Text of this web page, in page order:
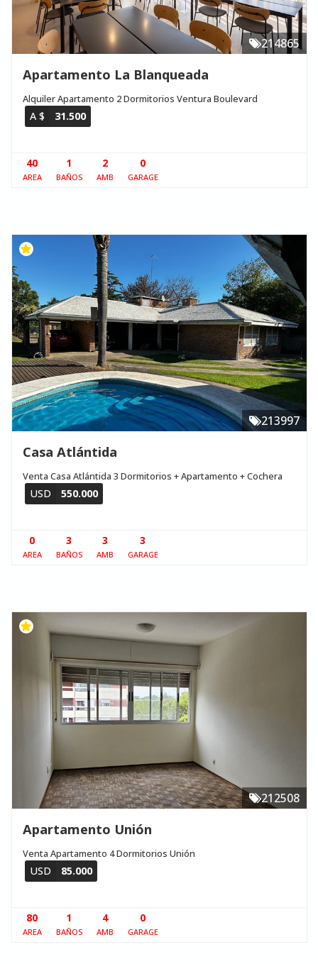
214865
Apartamento La Blanqueada
Alquiler Apartamento 2 Dormitorios Ventura Boulevard
A $ 31.500
40
AREA
1
BAÑOS
2
AMB
0
GARAGE
213997
Casa Atlántida
Venta Casa Atlántida 3 Dormitorios + Apartamento + Cochera
USD 550.000
0
AREA
3
BAÑOS
3
AMB
3
GARAGE
212508
Apartamento Unión
Venta Apartamento 4 Dormitorios Unión
USD 85.000
80
AREA
1
BAÑOS
4
AMB
0
GARAGE